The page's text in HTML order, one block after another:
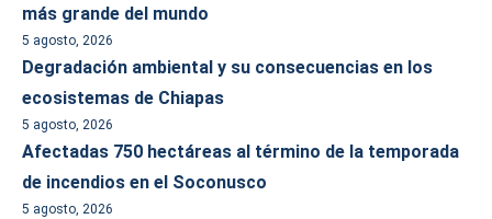
más grande del mundo
5 agosto, 2026
Degradación ambiental y su consecuencias en los
ecosistemas de Chiapas
5 agosto, 2026
Afectadas 750 hectáreas al término de la temporada
de incendios en el Soconusco
5 agosto, 2026